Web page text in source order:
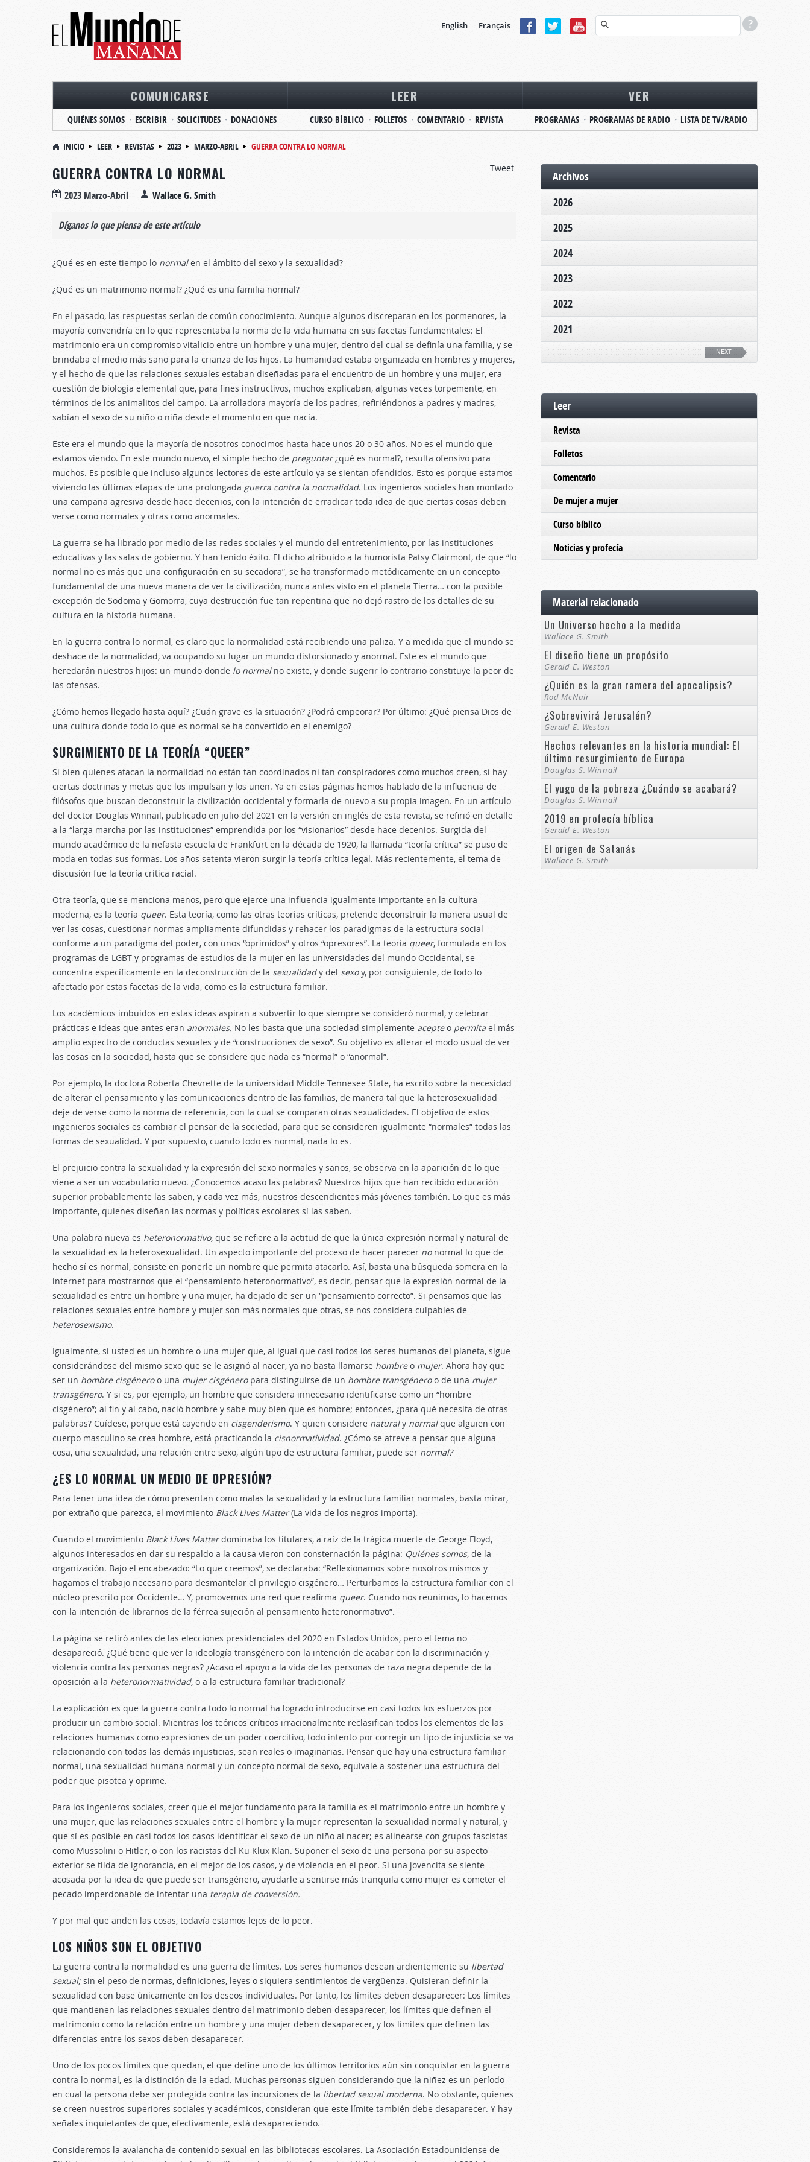
English Français
COMUNICARSE
QUIÉNES SOMOS ESCRIBIR SOLICITUDES DONACIONES
LEER
CURSO BÍBLICO FOLLETOS COMENTARIO REVISTA
VER
PROGRAMAS PROGRAMAS DE RADIO LISTA DE TV/RADIO
INICIO LEER REVISTAS 2023 MARZO-ABRIL
GUERRA CONTRA LO NORMAL
Tweet
GUERRA CONTRA LO NORMAL
2023 Marzo-Abril Wallace G. Smith
Díganos lo que piensa de este artículo
¿Qué es en este tiempo lo normalen el ámbito del sexo y la sexualidad?
¿Qué es un matrimonio normal? ¿Qué es una familia normal?
En el pasado, las respuestas serían de común conocimiento. Aunque algunos discreparan en los pormenores, la
mayoría convendría en lo que representaba la norma de la vida humana en sus facetas fundamentales: El
matrimonio era un compromiso vitalicio entre un hombre y una mujer, dentro del cual se definía una familia, y se
brindaba el medio más sano para la crianza de los hijos. La humanidad estaba organizada en hombres y mujeres,
y el hecho de que las relaciones sexuales estaban diseñadas para el encuentro de un hombre y una mujer, era
cuestión de biología elemental que, para fines instructivos, muchos explicaban, algunas veces torpemente, en
términos de los animalitos del campo. La arrolladora mayoría de los padres, refiriéndonos a padres y madres,
sabían el sexo de su niño o niña desde el momento en que nacía.
Este era el mundo que la mayoría de nosotros conocimos hasta hace unos 20 o 30 años. No es el mundo que
estamos viendo. En este mundo nuevo, el simple hecho de preguntar¿qué es normal?, resulta ofensivo para
muchos. Es posible que incluso algunos lectores de este artículo ya se sientan ofendidos. Esto es porque estamos
viviendo las últimas etapas de una prolongada guerra contra la normalidad. Los ingenieros sociales han montado
una campaña agresiva desde hace decenios, con la intención de erradicar toda idea de que ciertas cosas deben
verse como normales y otras como anormales.
La guerra se ha librado por medio de las redes sociales y el mundo del entretenimiento, por las instituciones
educativas y las salas de gobierno. Y han tenido éxito. El dicho atribuido a la humorista Patsy Clairmont, de que “lo
normal no es más que una configuración en su secadora”, se ha transformado metódicamente en un concepto
fundamental de una nueva manera de ver la civilización, nunca antes visto en el planeta Tierra… con la posible
excepción de Sodoma y Gomorra, cuya destrucción fue tan repentina que no dejó rastro de los detalles de su
cultura en la historia humana.
En la guerra contra lo normal, es claro que la normalidad está recibiendo una paliza. Y a medida que el mundo se
deshace de la normalidad, va ocupando su lugar un mundo distorsionado y anormal. Este es el mundo que
heredarán nuestros hijos: un mundo donde lo normalno existe, y donde sugerir lo contrario constituye la peor de
las ofensas.
¿Cómo hemos llegado hasta aquí? ¿Cuán grave es la situación? ¿Podrá empeorar? Por último: ¿Qué piensa Dios de
una cultura donde todo lo que es normal se ha convertido en el enemigo?
SURGIMIENTO DE LA TEORÍA “QUEER”
Si bien quienes atacan la normalidad no están tan coordinados ni tan conspiradores como muchos creen, sí hay
ciertas doctrinas y metas que los impulsan y los unen. Ya en estas páginas hemos hablado de la influencia de
filósofos que buscan deconstruir la civilización occidental y formarla de nuevo a su propia imagen. En un artículo
del doctor Douglas Winnail, publicado en julio del 2021 en la versión en inglés de esta revista, se refirió en detalle
a la “larga marcha por las instituciones” emprendida por los “visionarios” desde hace decenios. Surgida del
mundo académico de la nefasta escuela de Frankfurt en la década de 1920, la llamada “teoría crítica” se puso de
moda en todas sus formas. Los años setenta vieron surgir la teoría crítica legal. Más recientemente, el tema de
discusión fue la teoría crítica racial.
Otra teoría, que se menciona menos, pero que ejerce una influencia igualmente importante en la cultura
moderna, es la teoría queer. Esta teoría, como las otras teorías críticas, pretende deconstruir la manera usual de
ver las cosas, cuestionar normas ampliamente difundidas y rehacer los paradigmas de la estructura social
conforme a un paradigma del poder, con unos “oprimidos” y otros “opresores”. La teoría queer, formulada en los
programas de LGBT y programas de estudios de la mujer en las universidades del mundo Occidental, se
concentra específicamente en la deconstrucción de la sexualidady del sexoy, por consiguiente, de todo lo
afectado por estas facetas de la vida, como es la estructura familiar.
Los académicos imbuidos en estas ideas aspiran a subvertir lo que siempre se consideró normal, y celebrar
prácticas e ideas que antes eran anormales. No les basta que una sociedad simplemente acepteo permita el más
amplio espectro de conductas sexuales y de “construcciones de sexo”. Su objetivo es alterar el modo usual de ver
las cosas en la sociedad, hasta que se considere que nada es “normal” o “anormal”.
Por ejemplo, la doctora Roberta Chevrette de la universidad Middle Tennesee State, ha escrito sobre la necesidad
de alterar el pensamiento y las comunicaciones dentro de las familias, de manera tal que la heterosexualidad
deje de verse como la norma de referencia, con la cual se comparan otras sexualidades. El objetivo de estos
ingenieros sociales es cambiar el pensar de la sociedad, para que se consideren igualmente “normales” todas las
formas de sexualidad. Y por supuesto, cuando todo es normal, nada lo es.
El prejuicio contra la sexualidad y la expresión del sexo normales y sanos, se observa en la aparición de lo que
viene a ser un vocabulario nuevo. ¿Conocemos acaso las palabras? Nuestros hijos que han recibido educación
superior probablemente las saben, y cada vez más, nuestros descendientes más jóvenes también. Lo que es más
importante, quienes diseñan las normas y políticas escolares sí las saben.
Una palabra nueva es heteronormativo, que se refiere a la actitud de que la única expresión normal y natural de
la sexualidad es la heterosexualidad. Un aspecto importante del proceso de hacer parecer no normal lo que de
hecho sí es normal, consiste en ponerle un nombre que permita atacarlo. Así, basta una búsqueda somera en la
internet para mostrarnos que el “pensamiento heteronormativo”, es decir, pensar que la expresión normal de la
sexualidad es entre un hombre y una mujer, ha dejado de ser un “pensamiento correcto”. Si pensamos que las
relaciones sexuales entre hombre y mujer son más normales que otras, se nos considera culpables de
heterosexismo.
Igualmente, si usted es un hombre o una mujer que, al igual que casi todos los seres humanos del planeta, sigue
considerándose del mismo sexo que se le asignó al nacer, ya no basta llamarse hombreo mujer. Ahora hay que
ser un hombre cisgéneroo una mujer cisgénero para distinguirse de un hombre transgéneroo de una mujer
transgénero. Y si es, por ejemplo, un hombre que considera innecesario identificarse como un “hombre
cisgénero”; al fin y al cabo, nació hombre y sabe muy bien que es hombre; entonces, ¿para qué necesita de otras
palabras? Cuídese, porque está cayendo en cisgenderismo. Y quien considere naturaly normalque alguien con
cuerpo masculino se crea hombre, está practicando la cisnormatividad. ¿Cómo se atreve a pensar que alguna
cosa, una sexualidad, una relación entre sexo, algún tipo de estructura familiar, puede ser normal?
¿ES LO NORMAL UN MEDIO DE OPRESIÓN?
Para tener una idea de cómo presentan como malas la sexualidad y la estructura familiar normales, basta mirar,
por extraño que parezca, el movimiento Black Lives Matter(La vida de los negros importa).
Cuando el movimiento Black Lives Matterdominaba los titulares, a raíz de la trágica muerte de George Floyd,
algunos interesados en dar su respaldo a la causa vieron con consternación la página: Quiénes somos, de la
organización. Bajo el encabezado: “Lo que creemos”, se declaraba: “Reflexionamos sobre nosotros mismos y
hagamos el trabajo necesario para desmantelar el privilegio cisgénero… Perturbamos la estructura familiar con el
núcleo prescrito por Occidente… Y, promovemos una red que reafirma queer. Cuando nos reunimos, lo hacemos
con la intención de librarnos de la férrea sujeción al pensamiento heteronormativo”.
La página se retiró antes de las elecciones presidenciales del 2020 en Estados Unidos, pero el tema no
desapareció. ¿Qué tiene que ver la ideología transgénero con la intención de acabar con la discriminación y
violencia contra las personas negras? ¿Acaso el apoyo a la vida de las personas de raza negra depende de la
oposición a la heteronormatividad, o a la estructura familiar tradicional?
La explicación es que la guerra contra todo lo normal ha logrado introducirse en casi todos los esfuerzos por
producir un cambio social. Mientras los teóricos críticos irracionalmente reclasifican todos los elementos de las
relaciones humanas como expresiones de un poder coercitivo, todo intento por corregir un tipo de injusticia se va
relacionando con todas las demás injusticias, sean reales o imaginarias. Pensar que hay una estructura familiar
normal, una sexualidad humana normal y un concepto normal de sexo, equivale a sostener una estructura del
poder que pisotea y oprime.
Para los ingenieros sociales, creer que el mejor fundamento para la familia es el matrimonio entre un hombre y
una mujer, que las relaciones sexuales entre el hombre y la mujer representan la sexualidad normal y natural, y
que sí es posible en casi todos los casos identificar el sexo de un niño al nacer; es alinearse con grupos fascistas
como Mussolini o Hitler, o con los racistas del Ku Klux Klan. Suponer el sexo de una persona por su aspecto
exterior se tilda de ignorancia, en el mejor de los casos, y de violencia en el peor. Si una jovencita se siente
acosada por la idea de que puede ser transgénero, ayudarle a sentirse más tranquila como mujer es cometer el
pecado imperdonable de intentar una terapia de conversión.
Y por mal que anden las cosas, todavía estamos lejos de lo peor.
LOS NIÑOS SON EL OBJETIVO
La guerra contra la normalidad es una guerra de límites. Los seres humanos desean ardientemente su libertad
sexual;sin el peso de normas, definiciones, leyes o siquiera sentimientos de vergüenza. Quisieran definir la
sexualidad con base únicamente en los deseos individuales. Por tanto, los límites deben desaparecer: Los límites
que mantienen las relaciones sexuales dentro del matrimonio deben desaparecer, los límites que definen el
matrimonio como la relación entre un hombre y una mujer deben desaparecer, y los límites que definen las
diferencias entre los sexos deben desaparecer.
Uno de los pocos límites que quedan, el que define uno de los últimos territorios aún sin conquistar en la guerra
contra lo normal, es la distinción de la edad. Muchas personas siguen considerando que la niñez es un período
en cual la persona debe ser protegida contra las incursiones de la libertad sexual moderna. No obstante, quienes
se creen nuestros superiores sociales y académicos, consideran que este límite también debe desaparecer. Y hay
señales inquietantes de que, efectivamente, está desapareciendo.
Consideremos la avalancha de contenido sexual en las bibliotecas escolares. La Asociación Estadounidense de
Archivos
2026
2025
2024
2023
2022
2021
NEXT
Leer
Revista
Folletos
Comentario
De mujer a mujer
Curso bíblico
Noticias y profecía
Material relacionado
Un Universo hecho a la medida
Wallace G. Smith
El diseño tiene un propósito
Gerald E. Weston
¿Quién es la gran ramera del apocalipsis?
Rod McNair
¿Sobrevivirá Jerusalén?
Gerald E. Weston
Hechos relevantes en la historia mundial: El
último resurgimiento de Europa
Douglas S. Winnail
El yugo de la pobreza ¿Cuándo se acabará?
Douglas S. Winnail
2019 en profecía bíblica
Gerald E. Weston
El origen de Satanás
Wallace G. Smith